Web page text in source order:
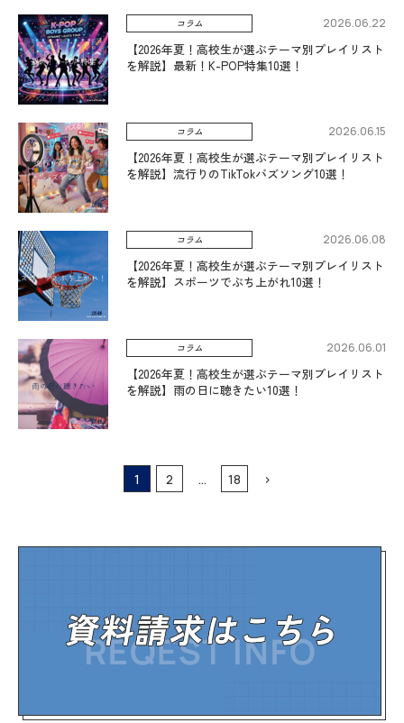
コラム 2026.06.22
【2026年夏！高校生が選ぶテーマ別プレイリスト
を解説】最新！K-POP特集10選！
コラム 2026.06.15
【2026年夏！高校生が選ぶテーマ別プレイリスト
を解説】流行りのTikTokバズソング10選！
コラム 2026.06.08
【2026年夏！高校生が選ぶテーマ別プレイリスト
を解説】スポーツでぶち上がれ10選！
コラム 2026.06.01
【2026年夏！高校生が選ぶテーマ別プレイリスト
を解説】雨の日に聴きたい10選！
1 2 … 18 >